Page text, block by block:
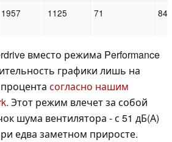
1957 1125 71 84
вместо режима Performance
графики лишь на
согласно нашим
. Этот режим влечет за собой
шума вентилятора - с 51 дБ(А)
едва заметном приросте.